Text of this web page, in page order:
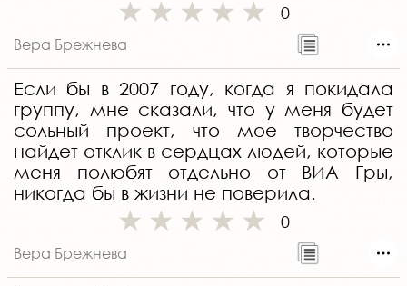
0
Вера Брежнева
Если бы в 2007 году, когда я покидала
группу, мне сказали, что у меня будет
сольный проект, что мое творчество
найдет отклик в сердцах людей, которые
меня полюбят отдельно от ВИА Гры,
никогда бы в жизни не поверила.
0
Вера Брежнева